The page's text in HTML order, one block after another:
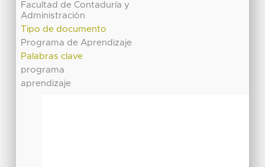
Facultad de Contaduría y
Administración
Tipo de documento
Programa de Aprendizaje
Palabras clave
programa
aprendizaje